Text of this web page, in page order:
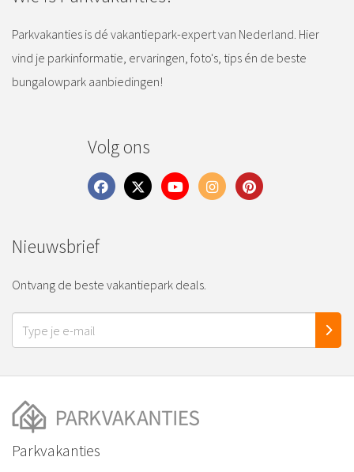
Parkvakanties is dé vakantiepark-expert van Nederland. Hier
vind je parkinformatie, ervaringen, foto's, tips én de beste
bungalowpark aanbiedingen!
Volg ons
Nieuwsbrief
Ontvang de beste vakantiepark deals.
Parkvakanties